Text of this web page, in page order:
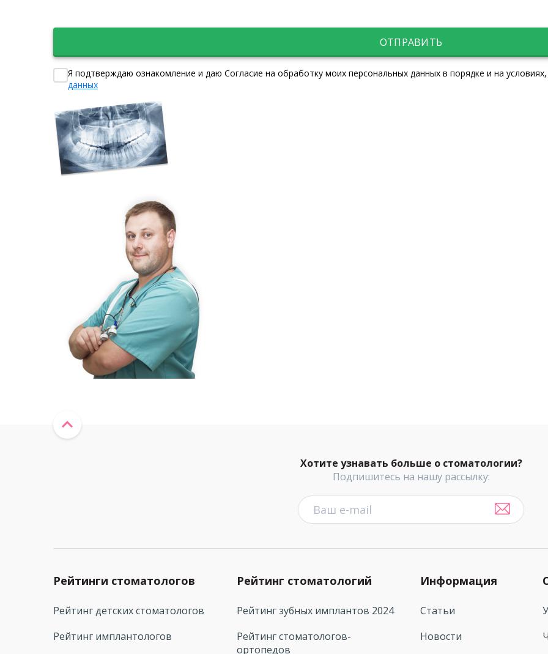
ОТПРАВИТЬ
Я подтверждаю ознакомление и даю Согласие на обработку моих персональных данных в порядке и на
данных
Хотите узнавать больше о стоматологии?
Подпишитесь на нашу рассылку:
Рейтинги стоматологов
Рейтинг детских стоматологов
Рейтинг имплантологов
Рейтинг стоматологий
Рейтинг зубных имплантов 2024
Рейтинг стоматологов-
ортопедов
Информация
Статьи
Новости